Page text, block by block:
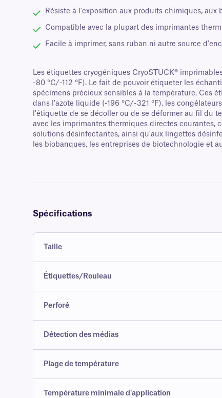
Résiste à l'exposition aux produits chimiques, aux
Compatible avec la plupart des imprimantes
Facile à imprimer, sans ruban ni autre source
Les étiquettes cryogéniques CryoSTUCK®
-80 °C/-112 °F). Le fait de pouvoir étiqueter les
spécimens précieux sensibles à la température. Ces
dans l'azote liquide (-196 °C/-321 °F), les
l'étiquette de se décoller ou de se déformer au fil du
avec les imprimantes thermiques directes courantes,
solutions désinfectantes, ainsi qu'aux lingettes
les biobanques, les entreprises de biotechnologie et
Spécifications
Taille
Étiquettes/Rouleau
Perforé
Détection des médias
Plage de température
Température minimale d'application